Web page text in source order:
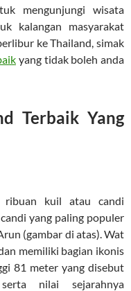
mengunjungi wisata
kalangan masyarakat
ke Thailand, simak
yang tidak boleh anda
Terbaik Yang
ribuan kuil atau candi
yang paling populer
(gambar di atas). Wat
memiliki bagian ikonis
81 meter yang disebut
nilai sejarahnya